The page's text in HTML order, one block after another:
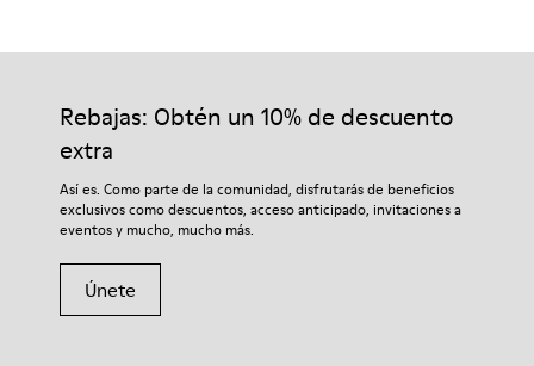
EVA
Forro
reciclado
Nuestros zapatos se han fabricado con materiales de primera
adecuados para el cuidado del calzado los protegerá y
garantizará que duren más tiempo.
Si deseas obtener información detallada sobre cómo cuidar de
tu par, visita nuestraGuía para el cuidado del calzado.
Rebajas: Obtén un 10% de descuento
extra
Así es. Como parte de la comunidad, disfrutarás de beneficios
exclusivos como descuentos, acceso anticipado, invitaciones a
eventos y mucho, mucho más.
Únete